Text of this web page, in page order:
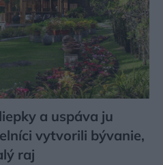
a uspáva ju
vytvorili bývanie,
raj